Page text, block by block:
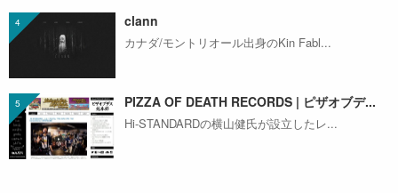
clann
カナダ/モントリオール出身のKin Fabl...
PIZZA OF DEATH RECORDS | ピザオブデ...
Hi-STANDARDの横山健氏が設立したレ...